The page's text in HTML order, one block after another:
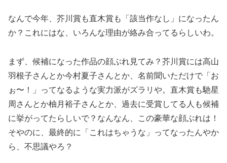
なんで今年、芥川賞も直木賞も「該当作なし」になったん
か？これにはな、いろんな理由が絡み合ってるらしいわ。
まず、候補になった作品の顔ぶれ見てみ？芥川賞には高山
羽根子さんとか今村夏子さんとか、名前聞いただけで「お
ぉ〜！」ってなるような実力派がズラリや。直木賞も馳星
周さんとか柚月裕子さんとか、過去に受賞してる人も候補
に挙がってたらしいで？なんなん、この豪華な顔ぶれは！
そやのに、最終的に「これはちゃうな」ってなったんやか
ら、不思議やろ？